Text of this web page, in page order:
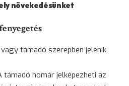
növekedésünket
támadó szerepben jelenik
támadó homár jelképezheti az